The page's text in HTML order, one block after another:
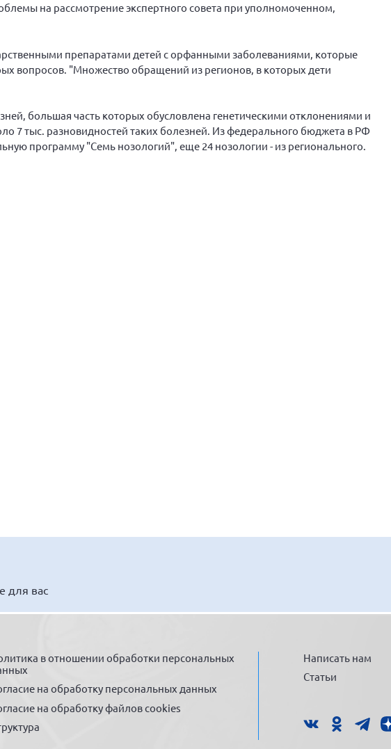
на рассмотрение экспертного совета при уполномоченном,
препаратами детей с орфанными заболеваниями, которые
вопросов. "Множество обращений из регионов, в которых дети
большая часть которых обусловлена генетическими отклонениями и
7 тыс. разновидностей таких болезней. Из федерального бюджета в РФ
программу "Семь нозологий", еще 24 нозологии - из регионального.
для вас
в отношении обработки персональных
на обработку персональных данных
на обработку файлов cookies
Написать нам
Статьи